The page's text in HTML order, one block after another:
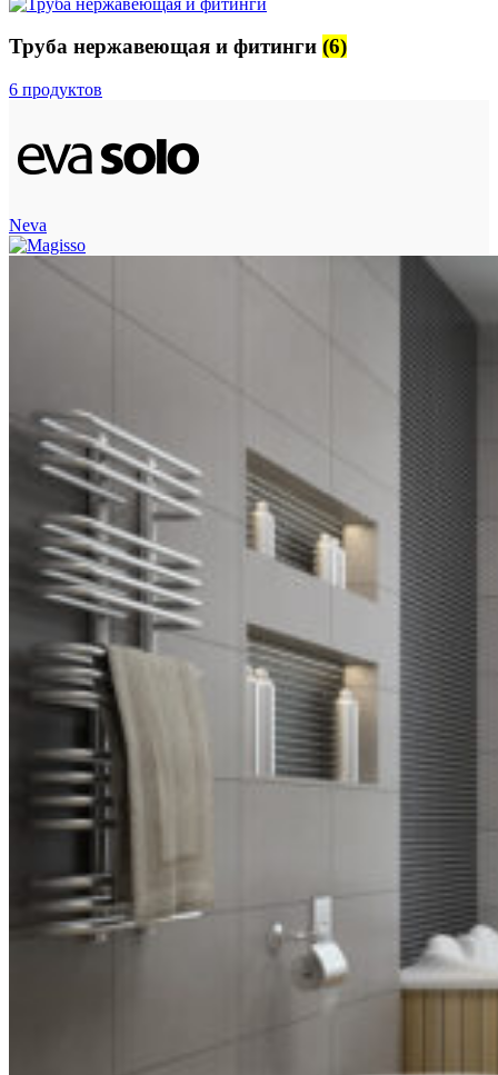
Труба нержавеющая и фитинги (6)
6 продуктов
Neva